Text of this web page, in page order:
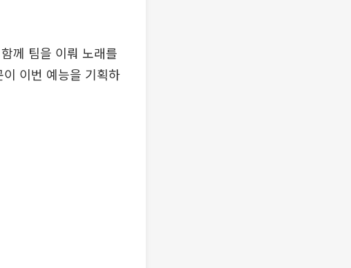
께 팀을 이뤄 노래를
이번 예능을 기획하